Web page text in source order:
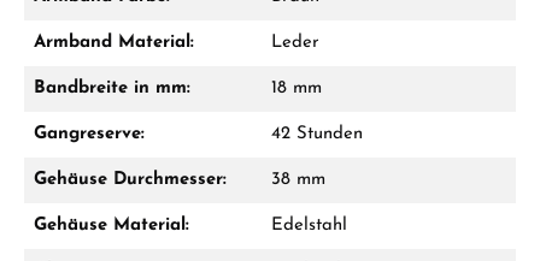
Damon Reiners
WhatsApp Chat
Armband Material: Leder
Bandbreite in mm: 18 mm
Gangreserve: 42 Stunden
Gehäuse Durchmesser: 38 mm
Gehäuse Material: Edelstahl